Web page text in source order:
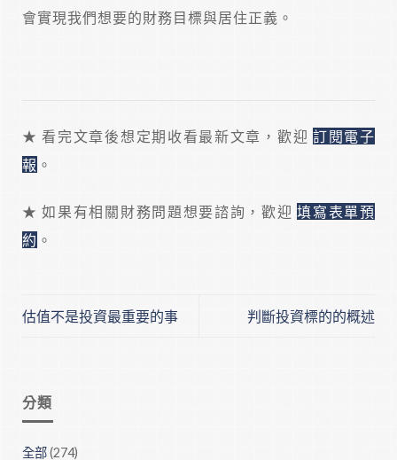
會實現我們想要的財務目標與居住正義。
★ 看完文章後想定期收看最新文章，歡迎 訂閱電子
報 。
★ 如果有相關財務問題想要諮詢，歡迎填寫表單預
約 。
估值不是投資最重要的事 判斷投資標的的概述
分類
全部(274)